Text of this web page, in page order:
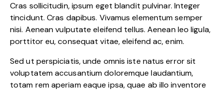
Cras sollicitudin, ipsum eget blandit pulvinar. Integer
tincidunt. Cras dapibus. Vivamus elementum semper
nisi. Aenean vulputate eleifend tellus. Aenean leo ligula,
porttitor eu, consequat vitae, eleifend ac, enim.
Sed ut perspiciatis, unde omnis iste natus error sit
voluptatem accusantium doloremque laudantium,
totam rem aperiam eaque ipsa, quae ab illo inventore